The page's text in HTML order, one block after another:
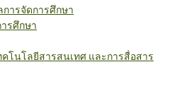
ารจัดการศึกษา
รศึกษา
คโนโลยีสารสนเทศ และการสื่อสาร